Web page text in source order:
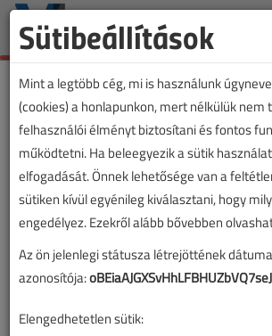
VL shop
A kosara megtekintéséhez vagy a
lépjen be!
BELÉPÉS
Sütibeállítások
Mint a legtöbb cég, mi is használunk
(cookies) a honlapunkon, mert nélkülük
felhasználói élményt biztosítani és fontos
működtetni. Ha beleegyezik a sütik
elfogadását. Önnek lehetősége van a
sütiken kívül egyénileg kiválasztani, hogy
engedélyez. Ezekről alább bővebben
Az ön jelenlegi státusza létrejöttének
azonosítója:
Elengedhetetlen sütik: